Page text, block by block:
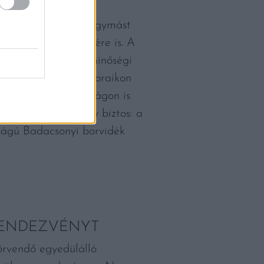
van jelen és egymást
a világ bortérképére is. A
nagyon komoly minőségi
bebizonyítva a boraikon
hogy Magyarországon is
rangsorán. Egy biztos: a
Badacsonyi borvidék
egyedülálló